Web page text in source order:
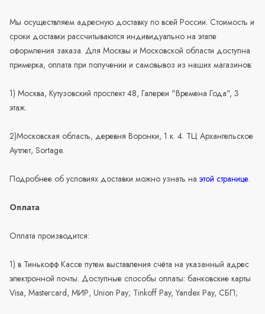
Мы осуществляем адресную доставку по всей России. Стоимость и
сроки доставки рассчитываются индивидуально на этапе
оформления заказа. Для Москвы и Московской области доступна
примерка, оплата при получении и самовывоз из наших магазинов:
1) Москва, Кутузовский проспект 48, Галереи "Времена Года", 3
этаж.
2)Московская область, деревня Воронки, 1 к. 4. ТЦ Архангельское
Аутлет, Sortage.
Подробнее об условиях доставки можно узнать на этой странице.
Оплата
Оплата производится:
1) в Тинькофф Кассе путем выставления счёта на указанный адрес
электронной почты. Доступные способы оплаты: банковские карты
Visa, Mastercard, МИР, Union Pay; Tinkoff Pay, Yandex Pay, СБП;